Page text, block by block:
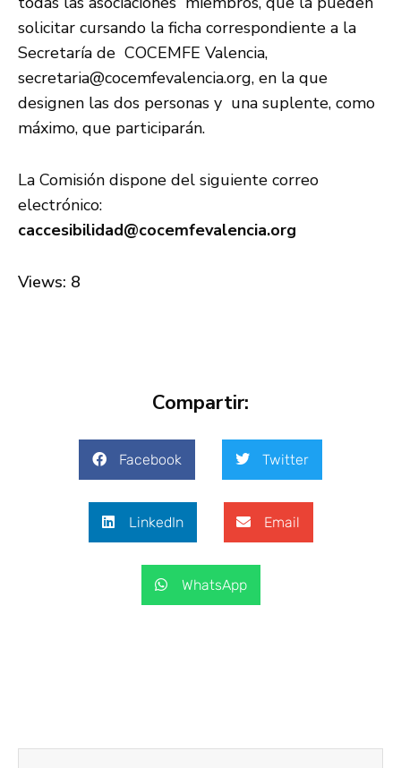
solicitar cursando la ficha correspondiente a la
Secretaría de COCEMFE Valencia,
secretaria@cocemfevalencia.org, en la que
designen las dos personas y una suplente, como
máximo, que participarán.
La Comisión dispone del siguiente correo
electrónico:
caccesibilidad@cocemfevalencia.org
Views: 8
Compartir:
Facebook Twitter
LinkedIn Email
WhatsApp